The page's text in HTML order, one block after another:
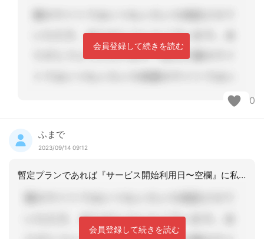
会員登録して続きを読む
0
ふまで
2023/09/14 09:12
暫定プランであれば『サービス開始利用日〜空欄』に私もしています
会員登録して続きを読む